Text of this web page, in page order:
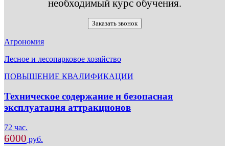
необходимый курс обучения.
Заказать звонок
Агрономия
Лесное и лесопарковое хозяйство
ПОВЫШЕНИЕ КВАЛИФИКАЦИИ
Техническое содержание и безопасная
эксплуатация аттракционов
72 час.
6000 руб.